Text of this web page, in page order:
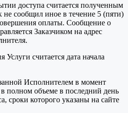
доступа считается полученным
не сообщил иное в течение 5 (пяти)
оплаты. Сообщение о
Заказчиком на адрес
Услуги считается дата начала
Исполнителем в момент
полном объеме в последний день
сроки которого указаны на сайте